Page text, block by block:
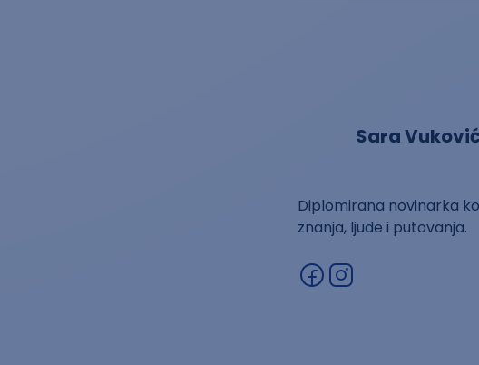
Sara
Diplomirana novinarka
znanja, ljude i putovanja.